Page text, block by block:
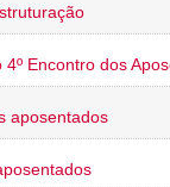
Encontro dos
aposentados